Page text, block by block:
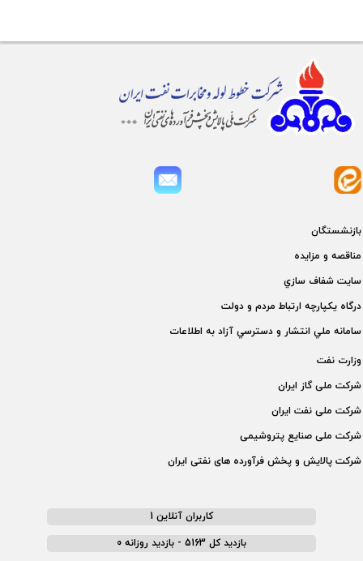
بازنشستگان
مناقصه و مزايده
سايت شفاف سازي
درگاه يكپارچه ارتباط مردم و دولت
سامانه ملي انتشار و دسترسي آزاد به اطلاعات
وزارت نفت
شركت ملی گاز ايران
شركت ملی نفت ايران
شركت ملی صنايع پتروشيمی
شركت پالايش و پخش فرآورده های نفتی ايران
کاربران آنلاین 1
بازدید کل 5163 - بازدید روزانه 0